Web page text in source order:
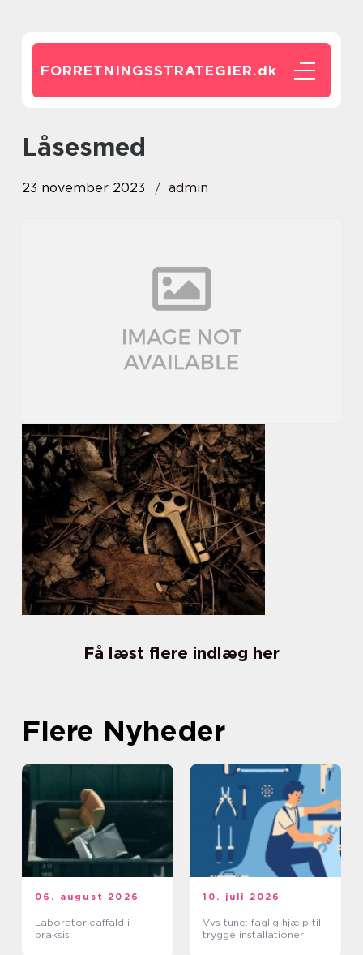
FORRETNINGSSTRATEGIER.dk
låsesmed
23 november 2023 admin
Få læst flere indlæg her
Flere Nyheder
06. august 2026
Laboratorieaffald i
praksis
10. juli 2026
Vvs tune: faglig hjælp til
trygge installationer